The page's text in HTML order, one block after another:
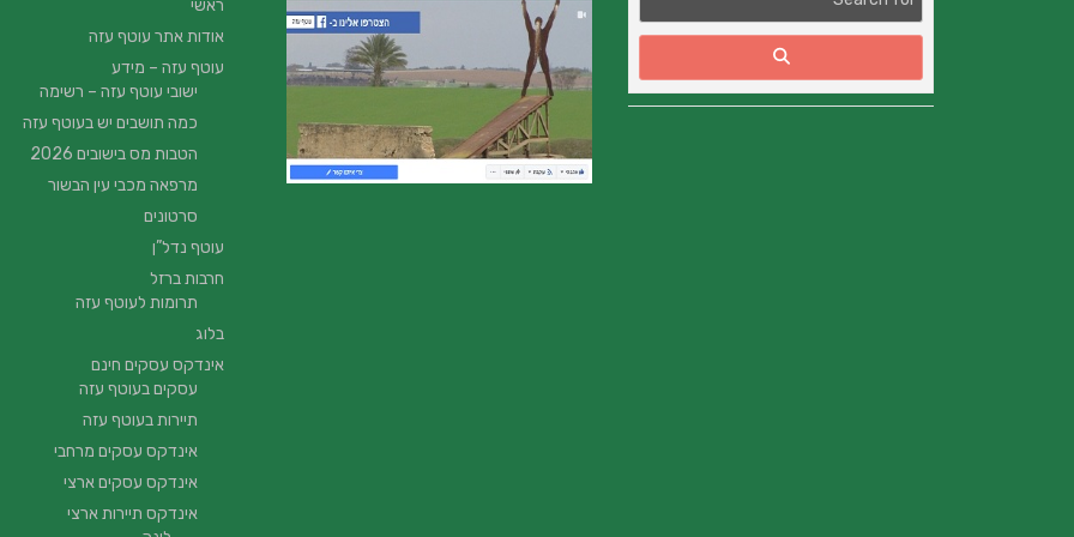
ראשי
אודות אתר עוטף עזה
עוטף עזה – מידע
ישובי עוטף עזה – רשימה
כמה תושבים יש בעוטף עזה
הטבות מס בישובים 2026
מרפאה מכבי עין הבשור
סרטונים
עוטף נדל”ן
חרבות ברזל
תרומות לעוטף עזה
בלוג
אינדקס עסקים חינם
עסקים בעוטף עזה
תיירות בעוטף עזה
אינדקס עסקים מרחבי
אינדקס עסקים ארצי
אינדקס תיירות ארצי